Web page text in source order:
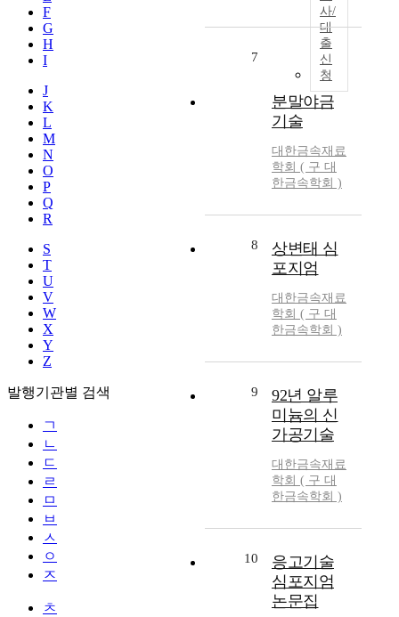
F
G
H
I
J
K
L
M
N
O
P
Q
R
S
T
U
V
W
X
Y
Z
발행기관별 검색
ㄱ
ㄴ
ㄷ
ㄹ
ㅁ
ㅂ
ㅅ
ㅇ
ㅈ
ㅊ
사/
대
출
신
청
7
분말야금
기술
대한금속재료
학회 ( 구 대
한금속학회 )
8
상변태 심
포지엄
대한금속재료
학회 ( 구 대
한금속학회 )
9
92년 알루
미늄의 신
가공기술
대한금속재료
학회 ( 구 대
한금속학회 )
10
응고기술
심포지엄
논문집